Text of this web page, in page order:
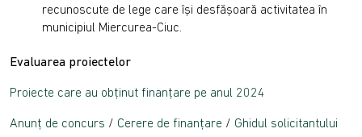
recunoscute de lege care îşi desfăşoară activitatea în
municipiul Miercurea-Ciuc.
Evaluarea proiectelor
Proiecte care au obținut finanțare pe anul 2024
Anunț de concurs / Cerere de finanțare / Ghidul solicitantului